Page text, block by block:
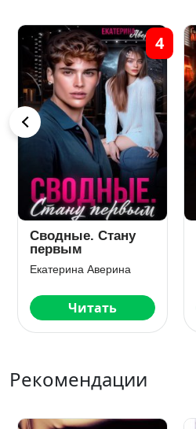
Сводные. Стану
первым
Екатерина Аверина
Читать
4
Рекомендации